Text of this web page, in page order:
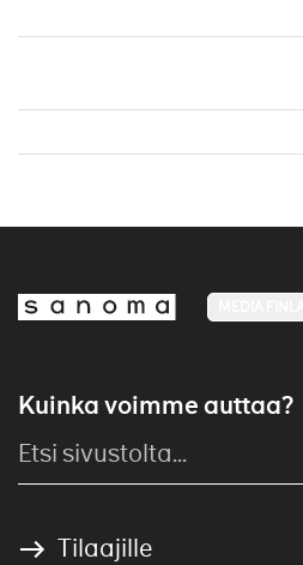
Kuinka voimme auttaa?
Tilaajille